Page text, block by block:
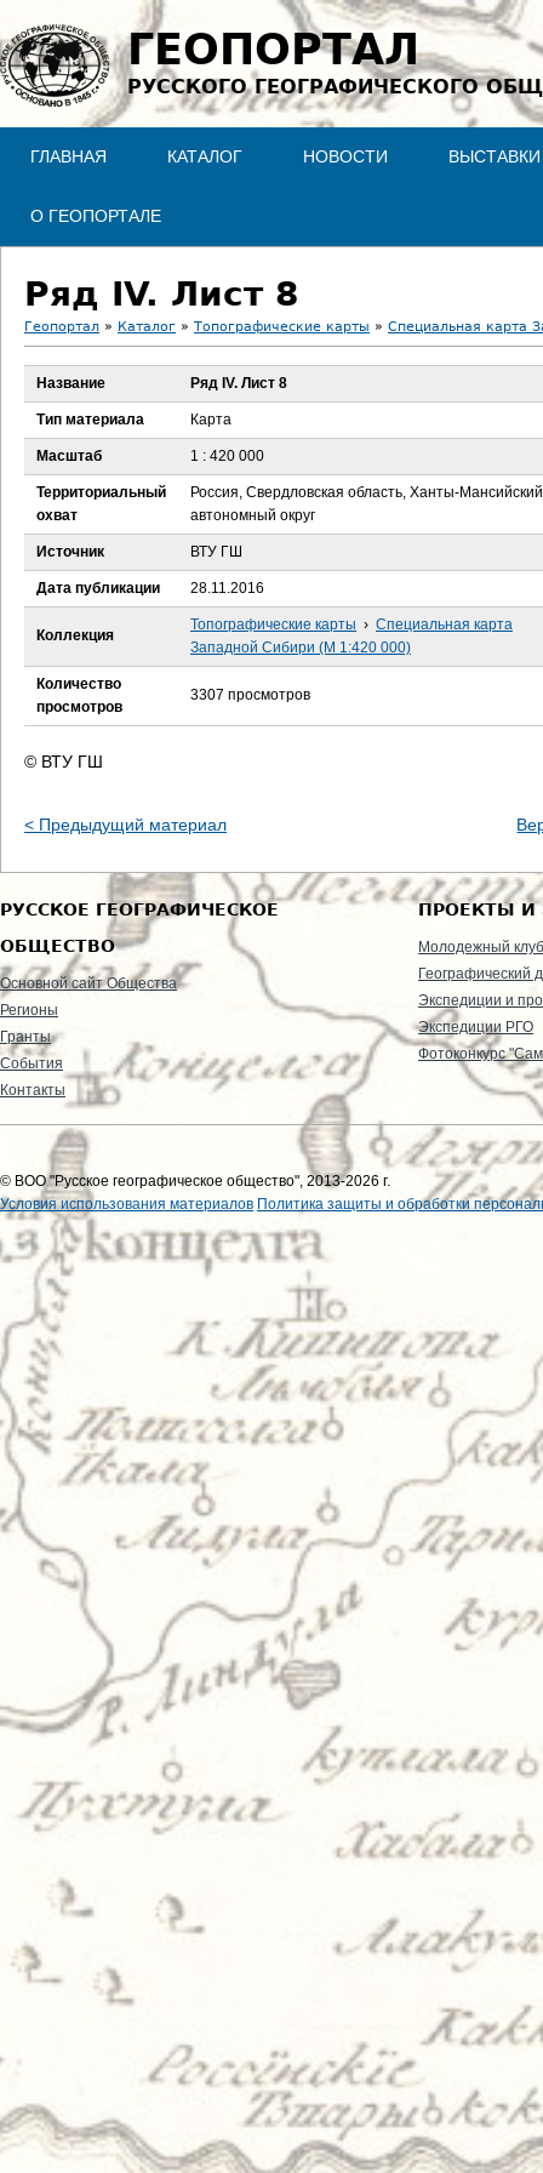
Jump to navigation
ГЕОПОРТАЛ
РУССКОГО ГЕОГРАФИЧЕСКОГО
ГЛАВНАЯ КАТАЛОГ НОВОСТИ ВЫСТАВКИ
О ГЕОПОРТАЛЕ
Ряд IV. Лист 8
В
ы
д
е
с
Геопортал » Каталог » Топографические карты » Специальная карта
Название Ряд IV. Лист 8
Тип материала Карта
Масштаб 1 : 420 000
Территориальный
охват
Россия, Свердловская область, Ханты-Мансийский
автономный округ
Источник ВТУ ГШ
Дата публикации 28.11.2016
Коллекция
Топографические карты › Специальная карта
Западной Сибири (М 1:420 000)
Количество
просмотров
3307 просмотров
© ВТУ ГШ
< Предыдущий материал
РУССКОЕ ГЕОГРАФИЧЕСКОЕ
ОБЩЕСТВО
Основной сайт Общества
Регионы
Гранты
События
Контакты
ПРОЕКТЫ И
Молодежный клуб
Географический
Экспедиции и
Экспедиции РГО
Фотоконкурс
© ВОО "Русское географическое общество", 2013-2026 г.
Условия использования материалов Политика защиты и обработки